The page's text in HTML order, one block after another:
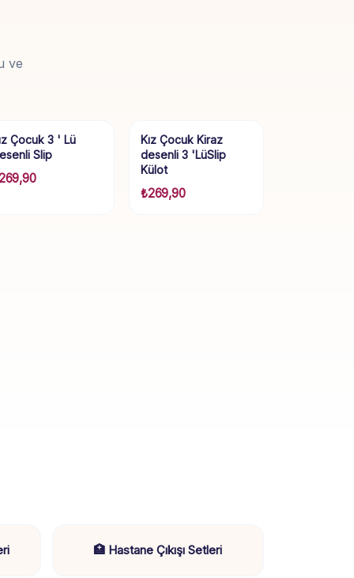
ve
Çocuk 3 ' Lü
Slip
Kız Çocuk Kiraz
desenli 3 'LüSlip
Külot
₺269,90
🏥 Hastane Çıkışı Setleri